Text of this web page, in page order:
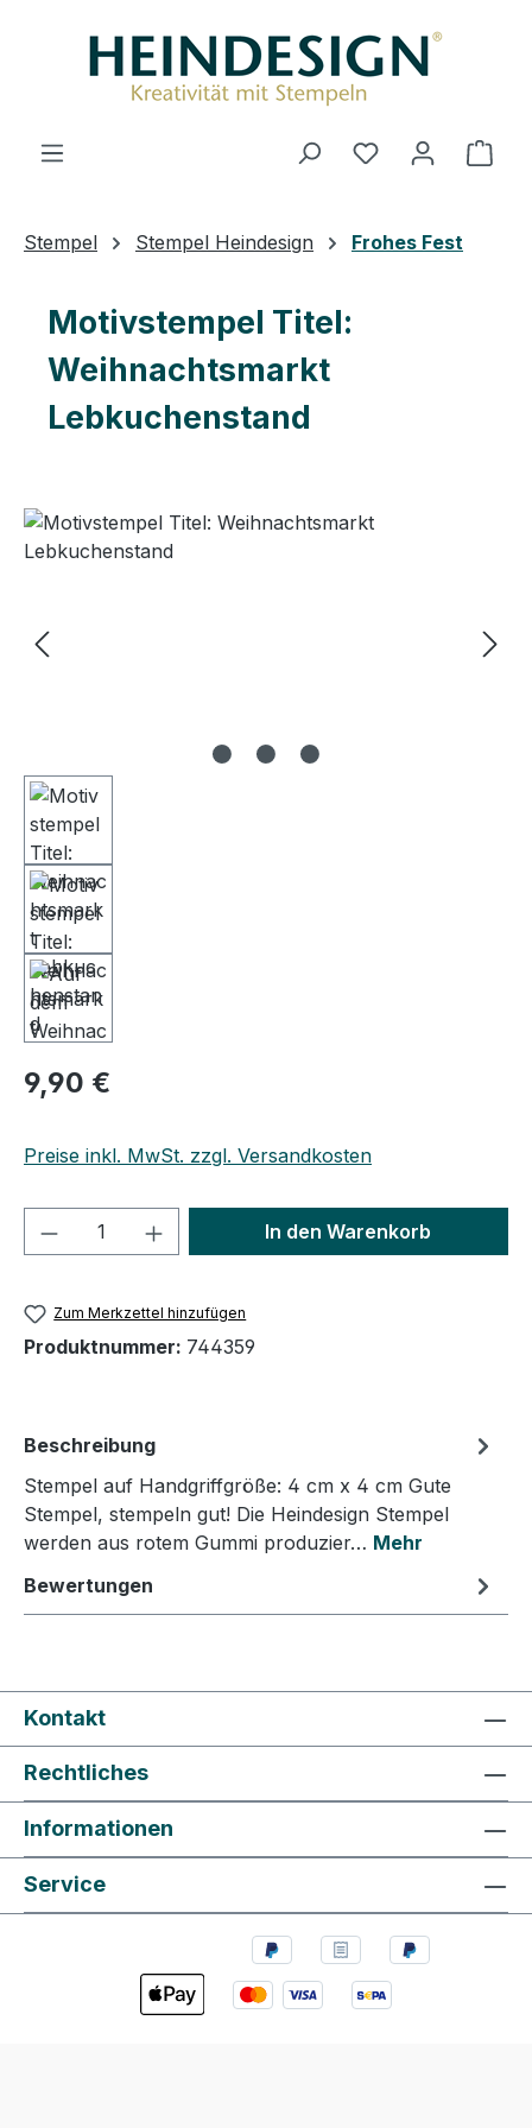
Stempel Stempel Heindesign Frohes Fest
Motivstempel Titel:
Weihnachtsmarkt
Lebkuchenstand
Bildergalerie überspringen
9,90 €
Preise inkl. MwSt. zzgl. Versandkosten
Produkt Anzahl: Gib denIn den Warenkorb
Zum Merkzettel hinzufügen
Produktnummer: 744359
Beschreibung
Stempel auf Handgriffgröße: 4 cm x 4 cm Gute
Stempel, stempeln gut! Die Heindesign Stempel
werden aus rotem Gummi produzier… Mehr
Bewertungen
Kontakt
Rechtliches
Informationen
Service